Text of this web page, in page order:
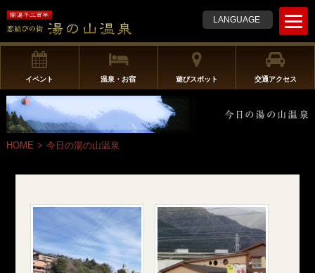
t
o
g
l
n
LANGUAGE
イベント 温泉・お宿 遊びスポット 交通アクセス
HOME > 今日の湯の山温泉